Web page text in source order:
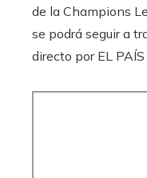
de la Champions
se podrá seguir a
directo por EL